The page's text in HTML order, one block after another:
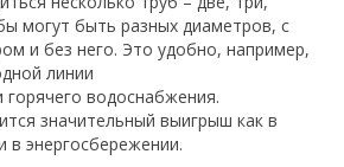
могут быть разных диаметров, с
и без него. Это удобно, например,
линии
водоснабжения.
значительный выигрыш как в
в энергосбережении.